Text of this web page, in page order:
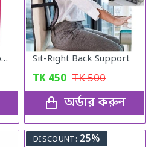
Milk Shake Original for Healthy Weight Sit-Right Back Support
TK 450 TK500
অর্ডার করুন
DISCOUNT: 25%